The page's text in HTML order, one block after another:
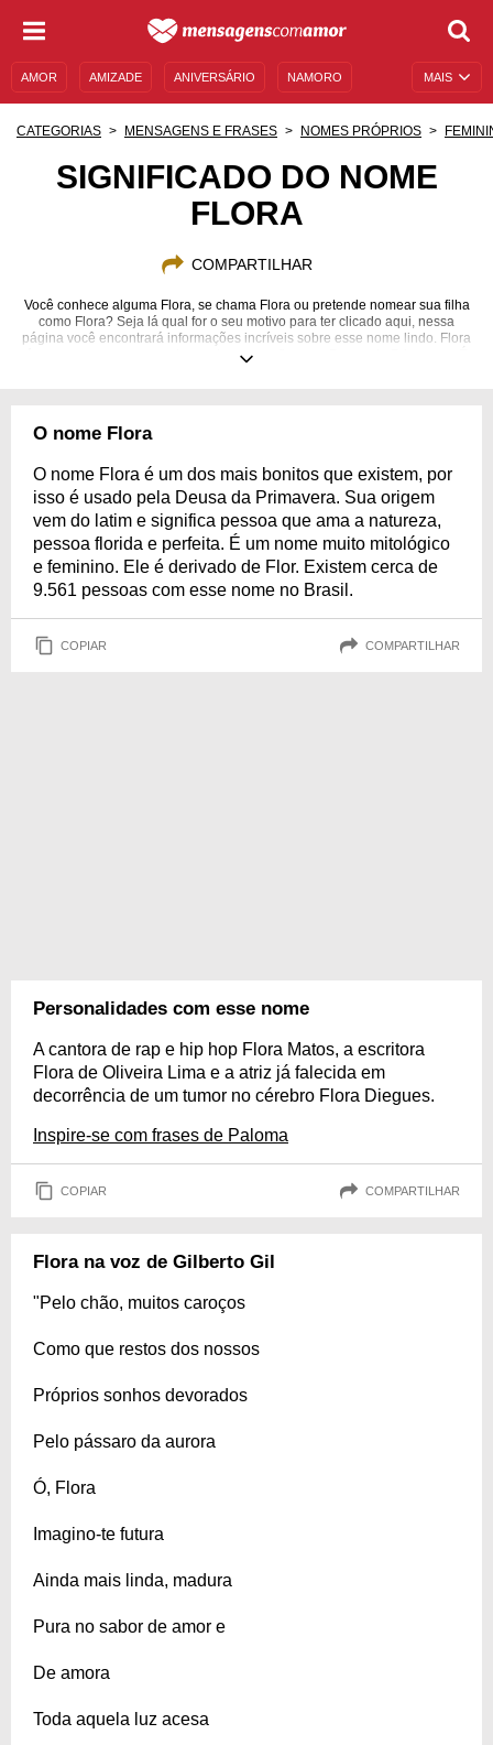
MAIS
AMOR AMIZADE ANIVERSÁRIO NAMORO
MENSAGENS DE ANIVERSÁRIO
CATEGORIAS MENSAGENS E FRASES NOMES PRÓPRIOS
SIGNIFICADO DO NOME
FLORA
COMPARTILHAR
Você conhece alguma Flora, se chama Flora ou pretende nomear sua filha
como Flora? Seja lá qual for o seu motivo para ter clicado aqui, nessa
página você encontrará informações incríveis sobre esse nome lindo. Flora
é um nome que representa a natureza, as flores, a Deusa da Primavera. É
nome carrega, desde a numerologia até as mais belas canções e se
O nome Flora
O nome Flora é um dos mais bonitos que existem, por
isso é usado pela Deusa da Primavera. Sua origem
vem do latim e significa pessoa que ama a natureza,
pessoa florida e perfeita. É um nome muito mitológico
e feminino. Ele é derivado de Flor. Existem cerca de
9.561 pessoas com esse nome no Brasil.
COPIAR COMPARTILHAR
Personalidades com esse nome
A cantora de rap e hip hop Flora Matos, a escritora
Flora de Oliveira Lima e a atriz já falecida em
decorrência de um tumor no cérebro Flora Diegues.
Inspire-se com frases de Paloma
COPIAR COMPARTILHAR
Flora na voz de Gilberto Gil
"Pelo chão, muitos caroços
Como que restos dos nossos
Próprios sonhos devorados
Pelo pássaro da aurora
Ó, Flora
Imagino-te futura
Ainda mais linda, madura
Pura no sabor de amor e
De amora
Toda aquela luz acesa